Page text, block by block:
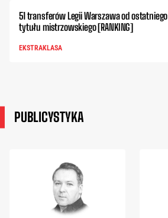
51 transferów Legii Warszawa od ostatniego
tytułu mistrzowskiego [RANKING]
EKSTRAKLASA
PUBLICYSTYKA